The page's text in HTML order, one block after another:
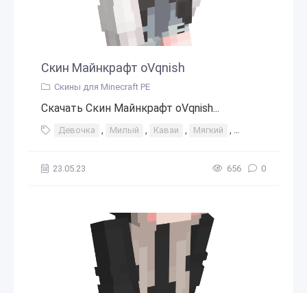
Скин Майнкрафт oVqnish
Скины для Minecraft PE
Скачать Скин Майнкрафт oVqnish...
Девочка , Милый , Каваи , Мягкий , Кошачьи уши
23.05.23 656 0